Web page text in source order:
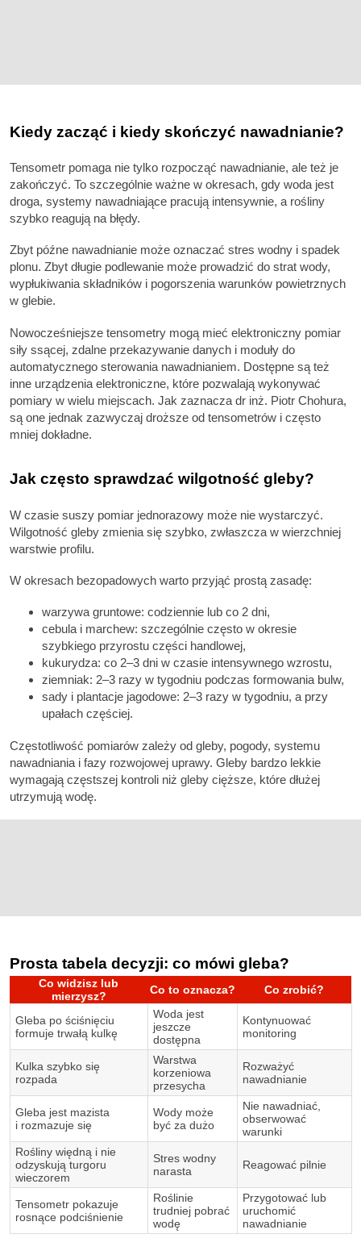
Kiedy zacząć i kiedy skończyć nawadnianie?
Tensometr pomaga nie tylko rozpocząć nawadnianie, ale też je
zakończyć. To szczególnie ważne w okresach, gdy woda jest
droga, systemy nawadniające pracują intensywnie, a rośliny
szybko reagują na błędy.
Zbyt późne nawadnianie może oznaczać stres wodny i spadek
plonu. Zbyt długie podlewanie może prowadzić do strat wody,
wypłukiwania składników i pogorszenia warunków powietrznych
w glebie.
Nowocześniejsze tensometry mogą mieć elektroniczny pomiar
siły ssącej, zdalne przekazywanie danych i moduły do
automatycznego sterowania nawadnianiem. Dostępne są też
inne urządzenia elektroniczne, które pozwalają wykonywać
pomiary w wielu miejscach. Jak zaznacza dr inż. Piotr Chohura,
są one jednak zazwyczaj droższe od tensometrów i często
mniej dokładne.
Jak często sprawdzać wilgotność gleby?
W czasie suszy pomiar jednorazowy może nie wystarczyć.
Wilgotność gleby zmienia się szybko, zwłaszcza w wierzchniej
warstwie profilu.
W okresach bezopadowych warto przyjąć prostą zasadę:
warzywa gruntowe: codziennie lub co 2 dni,
cebula i marchew: szczególnie często w okresie
szybkiego przyrostu części handlowej,
kukurydza: co 2–3 dni w czasie intensywnego wzrostu,
ziemniak: 2–3 razy w tygodniu podczas formowania bulw,
sady i plantacje jagodowe: 2–3 razy w tygodniu, a przy
upałach częściej.
Częstotliwość pomiarów zależy od gleby, pogody, systemu
nawadniania i fazy rozwojowej uprawy. Gleby bardzo lekkie
wymagają częstszej kontroli niż gleby cięższe, które dłużej
utrzymują wodę.
Prosta tabela decyzji: co mówi gleba?
Co widzisz lub
mierzysz?
Co to oznacza? Co zrobić?
Gleba po ściśnięciu
formuje trwałą kulkę
Woda jest
jeszcze
dostępna
Kontynuować
monitoring
Kulka szybko się
rozpada
Warstwa
korzeniowa
przesycha
Rozważyć
nawadnianie
Gleba jest mazista
i rozmazuje się
Wody może
być za dużo
Nie nawadniać,
obserwować
warunki
Rośliny więdną i nie
odzyskują turgoru
wieczorem
Stres wodny
narasta
Reagować pilnie
Tensometr pokazuje
rosnące podciśnienie
Roślinie
trudniej pobrać
wodę
Przygotować lub
uruchomić
nawadnianie